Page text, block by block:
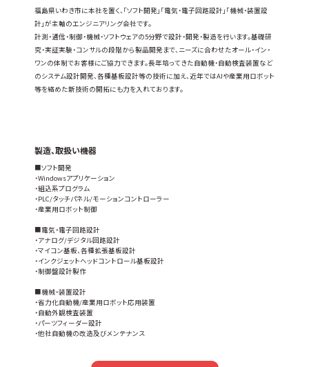
福島県いわき市に本社を置く、「ソフト開発」「電気・電子回路設計」「機械・装置設
計」が主軸のエンジニアリング会社です。
計測・通信・制御・機械・ソフトウェアの5分野で設計・開発・製造を行います。基礎研
究・実証実験・コンサルの段階から製品開発まで、ニーズに合わせたオール・イン・
ワンの体制でお客様にご協力できます。長年培ってきた自動機・自動検査装置など
のシステム設計開発、各種基板設計等の技術に加え、近年ではAIや産業用ロボット
等を絡めた新技術の開拓にも力を入れております。
製造、取扱い機器
■ソフト開発
・Windowsアプリケーション
・組込系プログラム
・PLC/タッチパネル/モーションコントローラー
・産業用ロボット制御
■電気・電子回路設計
・アナログ/デジタル回路設計
・マイコン基板、各種拡張基板設計
・インクジェットヘッドコントロール基板設計
・制御盤設計製作
■機械・装置設計
・省力化自動機/産業用ロボット応用装置
・自動外観検査装置
・パーツフィーダー設計
・他社自動機の改造及びメンテナンス